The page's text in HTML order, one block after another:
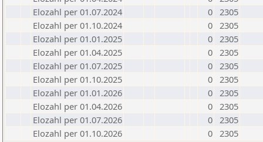
Elozahl per 01.07.2024
0 2305
Elozahl per 01.10.2024
0 2305
Elozahl per 01.01.2025
0 2305
Elozahl per 01.04.2025
0 2305
Elozahl per 01.07.2025
0 2305
Elozahl per 01.10.2025
0 2305
Elozahl per 01.01.2026
0 2305
Elozahl per 01.04.2026
0 2305
Elozahl per 01.07.2026
0 2305
Elozahl per 01.10.2026
0 2305